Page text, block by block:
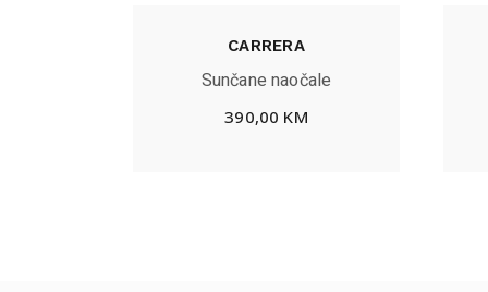
CARRERA
Sunčane naočale
390,00 KM